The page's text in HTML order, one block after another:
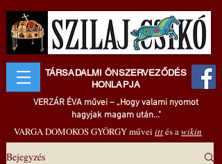
TÁRSADALMI ÖNSZERVEZŐDÉS
HONLAPJA
VERZÁR ÉVA művei – „Hogy valami nyomot
hagyjak magam után..."
VARGA DOMOKOS GYÖRGY művei ittés awikin
Bejegyzés